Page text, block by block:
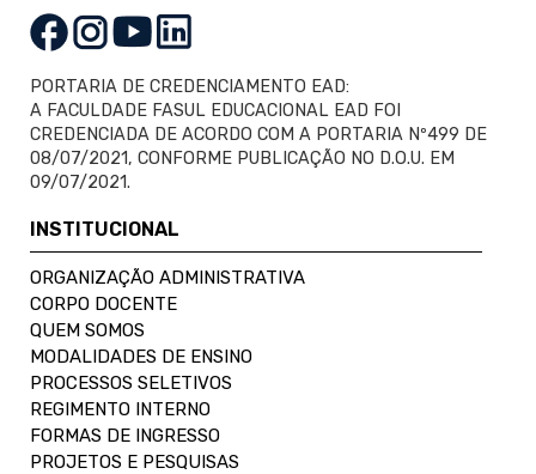
PORTARIA DE CREDENCIAMENTO EAD:
A FACULDADE FASUL EDUCACIONAL EAD FOI
CREDENCIADA DE ACORDO COM A PORTARIA Nº499 DE
08/07/2021, CONFORME PUBLICAÇÃO NO D.O.U. EM
09/07/2021.
INSTITUCIONAL
ORGANIZAÇÃO ADMINISTRATIVA
CORPO DOCENTE
QUEM SOMOS
MODALIDADES DE ENSINO
PROCESSOS SELETIVOS
REGIMENTO INTERNO
FORMAS DE INGRESSO
PROJETOS E PESQUISAS